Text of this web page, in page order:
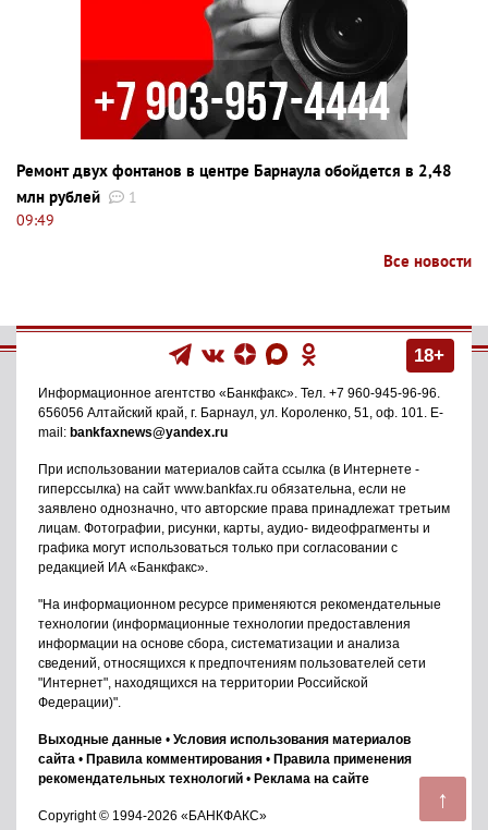
↑
Ремонт двух фонтанов в центре Барнаула обойдется в 2,48
млн рублей
1
09:49
Все новости
18+
Информационное агентство «Банкфакс» . Тел. +7 960-945-96-96
656056 Алтайский край, г. Барнаул ул. Короленко, 51, оф. 101
. E-
mail: bankfaxnews@yandex.ru
При использовании материалов сайта ссылка (в Интернете -
гиперссылка) на сайт www.bankfax.ru обязательна, если не
заявлено однозначно, что авторские права принадлежат третьим
лицам. Фотографии, рисунки, карты, аудио- видеофрагменты и
графика могут использоваться только при согласовании с
редакцией ИА «Банкфакс».
"На информационном ресурсе применяются рекомендательные
технологии (информационные технологии предоставления
информации на основе сбора, систематизации и анализа
сведений, относящихся к предпочтениям пользователей сети
"Интернет", находящихся на территории Российской
Федерации)".
Выходные данные • Условия использования материалов
сайта • Правила комментирования • Правила применения
рекомендательных технологий • Реклама на сайте
Copyright © 1994-2026 «БАНКФАКС»